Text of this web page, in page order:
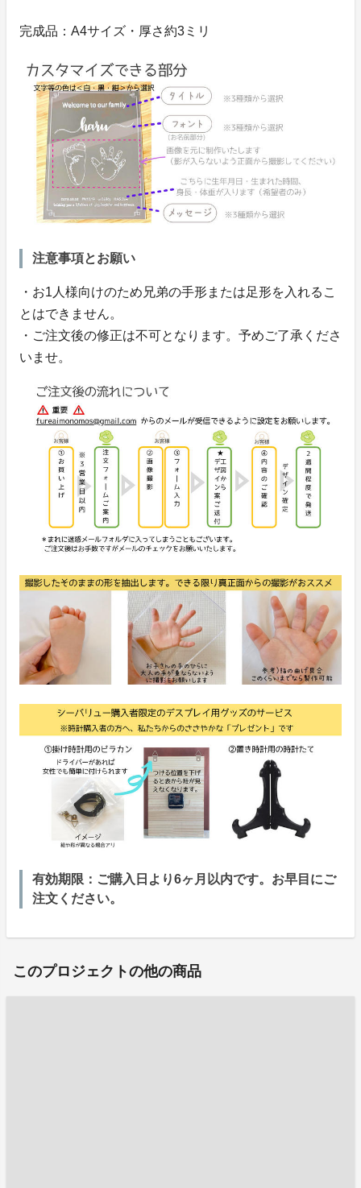
完成品：A4サイズ・厚さ約3ミリ
注意事項とお願い
・お1人様向けのため兄弟の手形または足形を入れるこ
とはできません。
・ご注文後の修正は不可となります。予めご了承くださ
いませ。
有効期限：ご購入日より6ヶ月以内です。お早目にご
注文ください。
このプロジェクトの他の商品